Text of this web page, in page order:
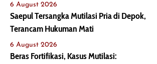
6 August 2026
Saepul Tersangka Mutilasi Pria di Depok,
Terancam Hukuman Mati
6 August 2026
Beras Fortifikasi, Kasus Mutilasi: